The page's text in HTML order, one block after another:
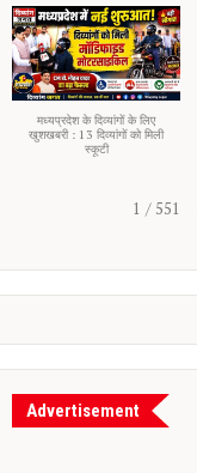
मध्यप्रदेश के दिव्यांगों के लिए
खुशखबरी : 13 दिव्यांगों को मिली
स्कूटी
1 / 551
Advertisement